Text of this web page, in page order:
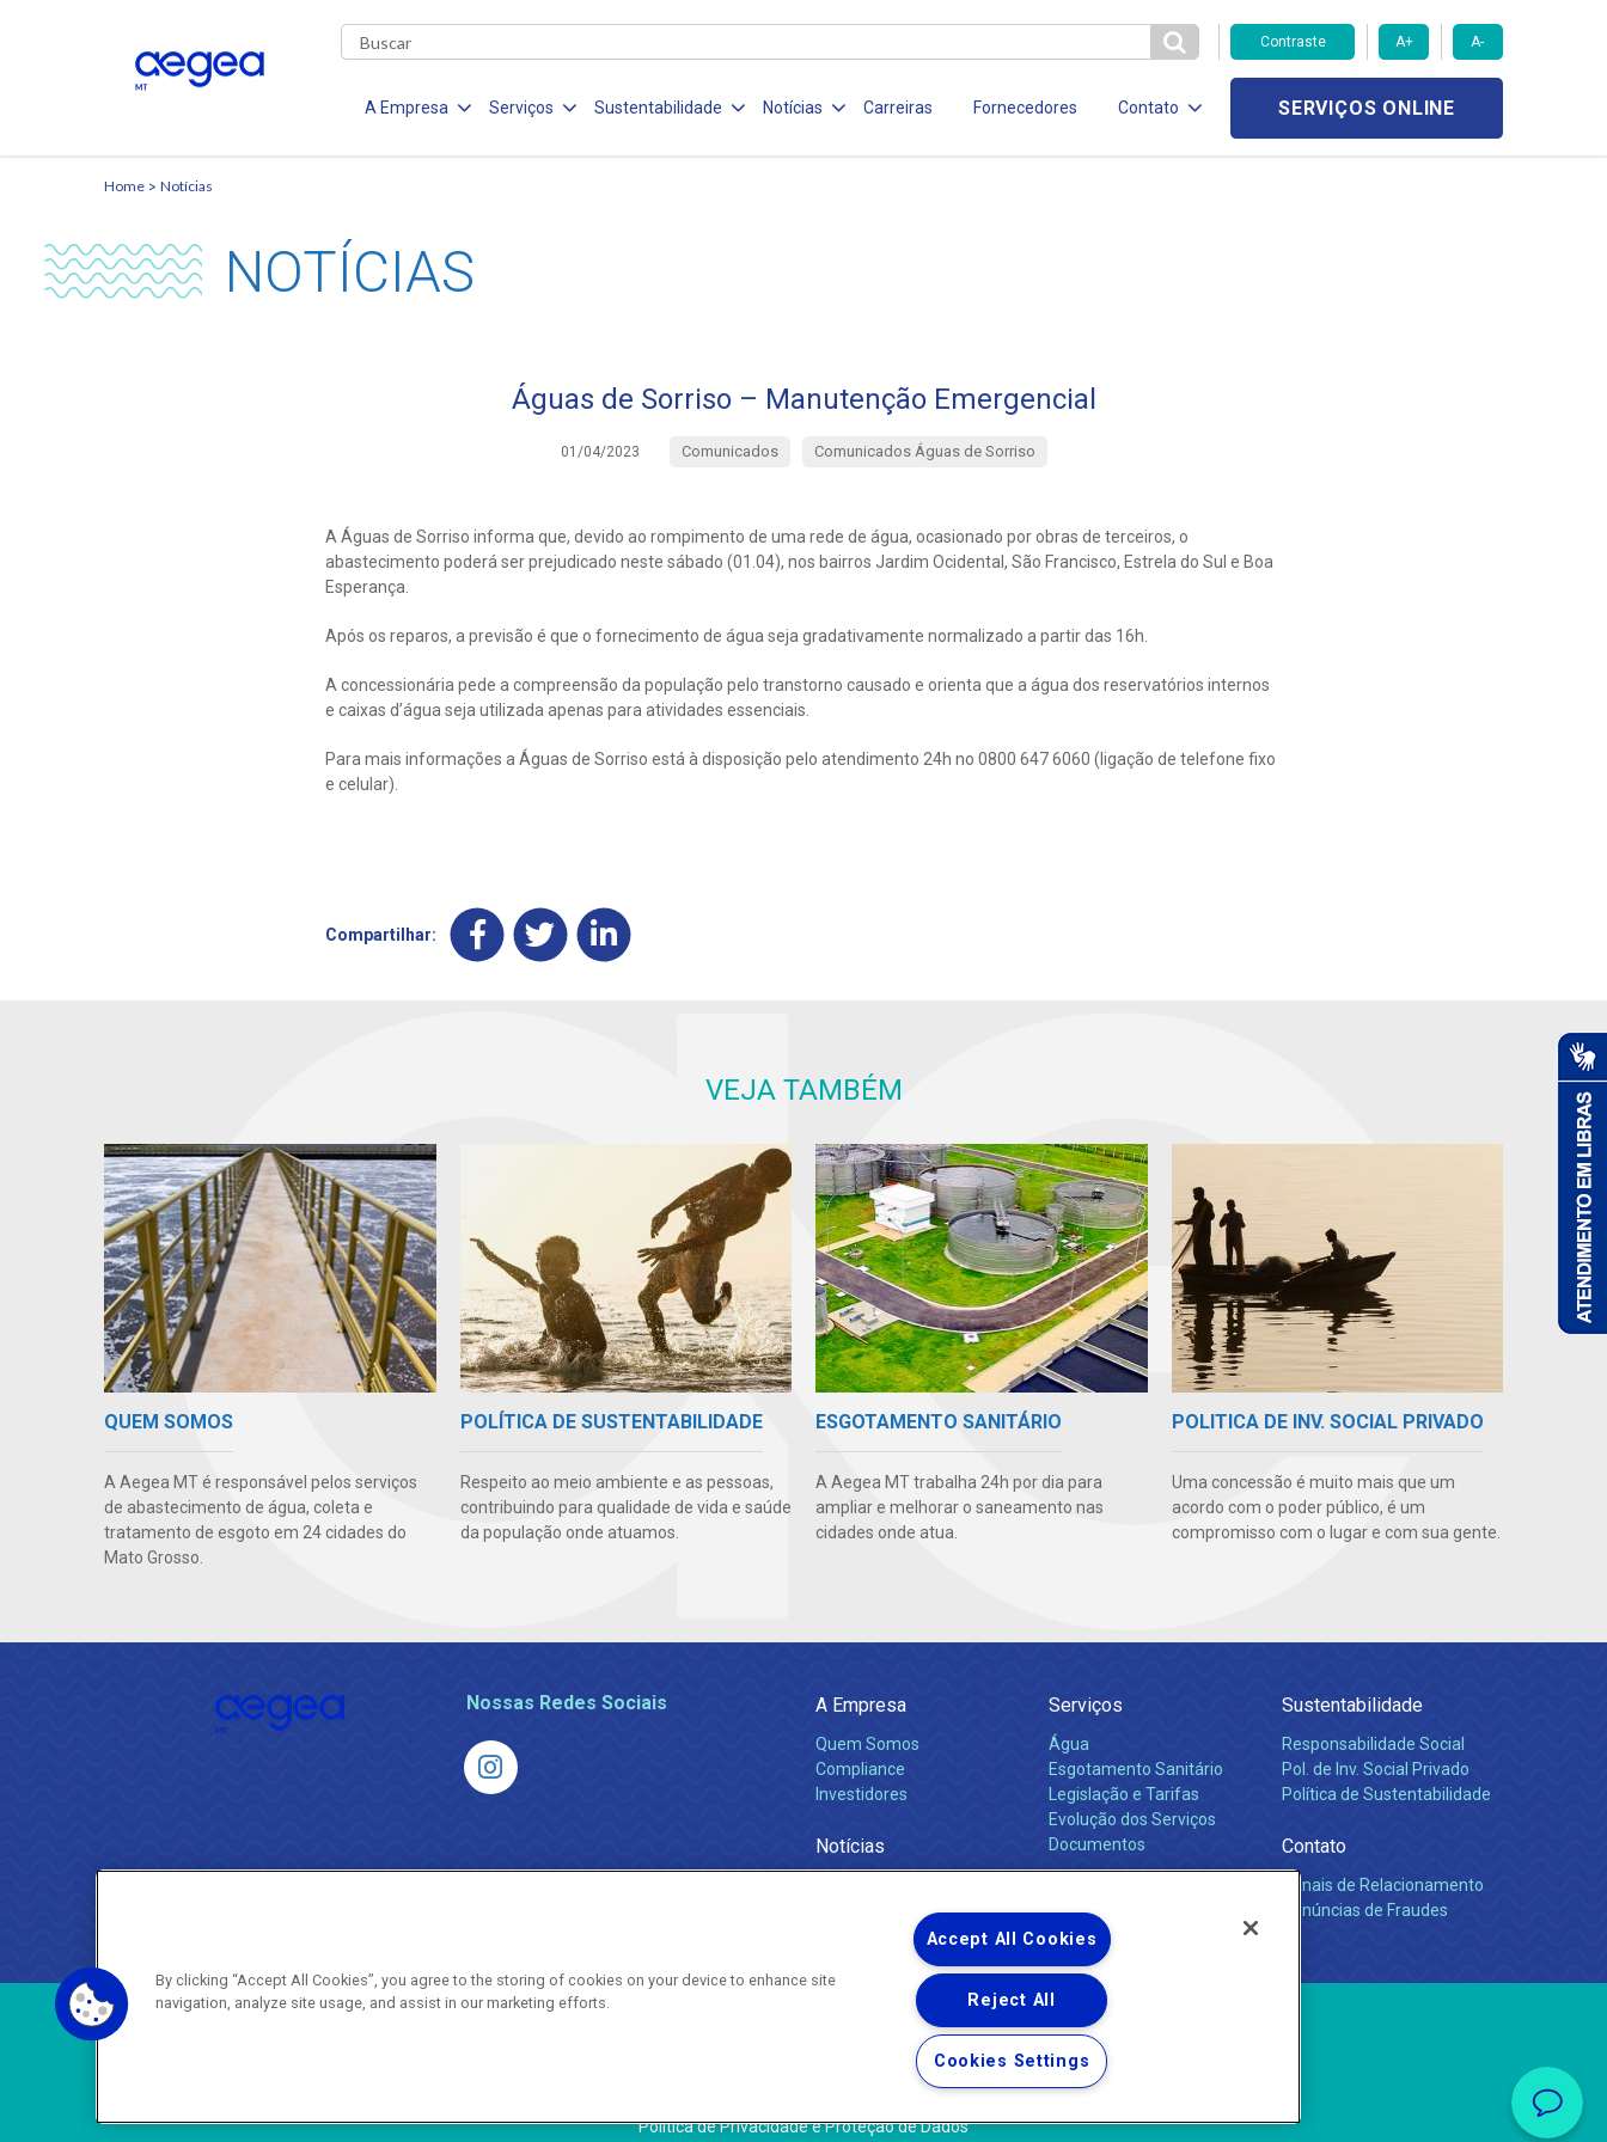
Contraste A+ A-
A Empresa Serviços Sustentabilidade Notícias Carreiras Fornecedores Contato SERVIÇOS ONLINE
Home Notícias
NOTÍCIAS
Águas de Sorriso – Manutenção Emergencial
01/04/2023 Comunicados Comunicados Águas de Sorriso
A Águas de Sorriso informa que, devido ao rompimento de uma rede de água, ocasionado por obras de terceiros, o
abastecimento poderá ser prejudicado neste sábado (01.04), nos bairros Jardim Ocidental, São Francisco, Estrela do Sul e Boa
Esperança.
Após os reparos, a previsão é que o fornecimento de água seja gradativamente normalizado a partir das 16h.
A concessionária pede a compreensão da população pelo transtorno causado e orienta que a água dos reservatórios internos
e caixas d’água seja utilizada apenas para atividades essenciais.
Para mais informações a Águas de Sorriso está à disposição pelo atendimento 24h no 0800 647 6060 (ligação de telefone fixo
e celular).
Compartilhar:
VEJA TAMBÉM
QUEM SOMOS
A Aegea MT é responsável pelos serviços
de abastecimento de água, coleta e
tratamento de esgoto em 24 cidades do
Mato Grosso.
POLÍTICA DE SUSTENTABILIDADE
Respeito ao meio ambiente e as pessoas,
contribuindo para qualidade de vida e saúde
da população onde atuamos.
ESGOTAMENTO SANITÁRIO
A Aegea MT trabalha 24h por dia para
ampliar e melhorar o saneamento nas
cidades onde atua.
POLITICA DE INV. SOCIAL PRIVADO
Uma concessão é muito mais que um
acordo com o poder público, é um
compromisso com o lugar e com sua gente.
Nossas Redes Sociais A Empresa
Quem Somos
Compliance
Investidores
Notícias
Serviços
Água
Esgotamento Sanitário
Legislação e Tarifas
Evolução dos Serviços
Documentos
Sustentabilidade
Responsabilidade Social
Pol. de Inv. Social Privado
Política de Sustentabilidade
Contato
Canais de Relacionamento
Denúncias de Fraudes
Copyright ® 2026 - Todos os Direitos Reservados.
Política de Privacidade e Proteção de Dados
By clicking “Accept All Cookies”, you agree to the storing of cookies on your device to enhance site
navigation, analyze site usage, and assist in our marketing efforts.
Accept All Cookies
Reject All
Cookies Settings